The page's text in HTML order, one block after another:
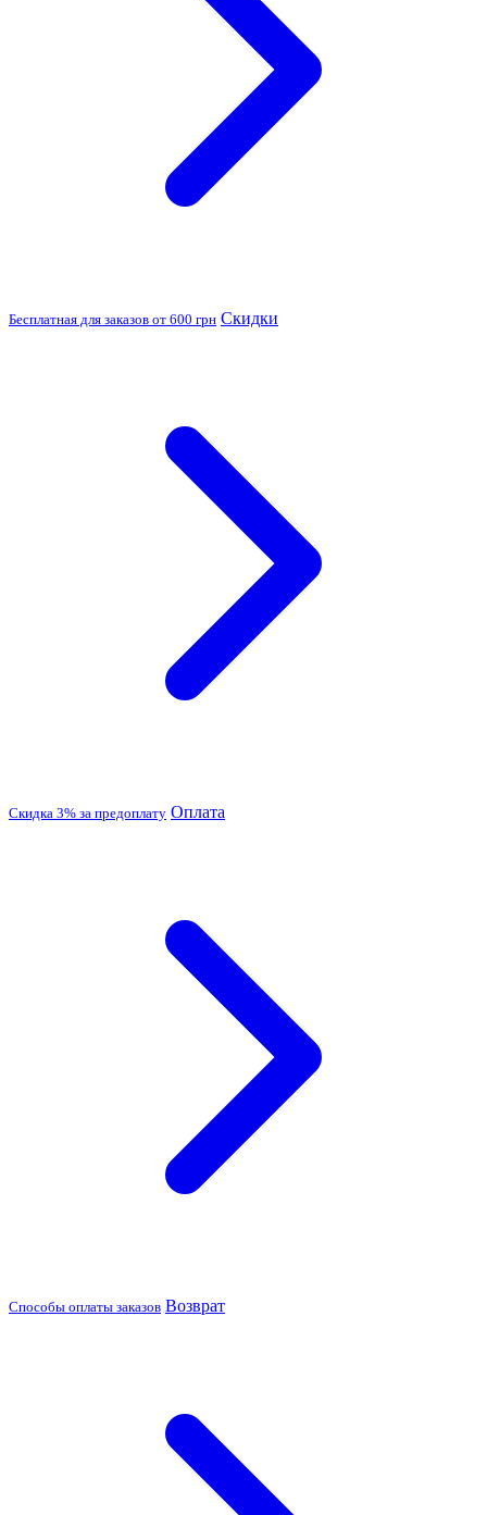
Бесплатная для заказов от 600 грн Скидки
Скидка 3% за предоплату Оплата
Способы оплаты заказов Возврат